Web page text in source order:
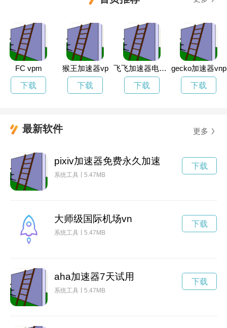
FC vpm
下载
猴王加速器vp
下载
飞飞加速器电脑版下载
下载
gecko加速器vnp
下载
最新软件 更多
pixiv加速器免费永久加速
系统工具 5.47MB
下载
大师级国际机场vn
系统工具 5.47MB
下载
aha加速器7天试用
系统工具 5.47MB
下载